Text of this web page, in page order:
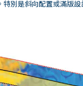
別是斜向配置或滿版